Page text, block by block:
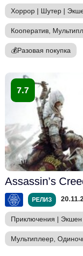
Хоррор | Шутер |
Кооператив,
💰Разовая покупка
7.7
Assassin’s
РЕЛИЗ
Приключения | Экшен
Мультиплеер,